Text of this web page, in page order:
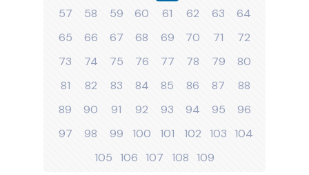
57
58 59 60 61 62 63
64
65
66 67 68 69 70 71
72
73
74 75 76 77 78 79
80
81
82 83 84 85 86 87
88
89
90 91 92 93 94 95
96
97
98 99 100 101 102 103 104
105
106 107 108 109